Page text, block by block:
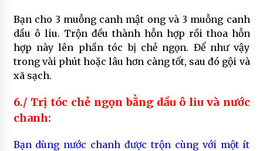
Bạn cho 3 muỗng canh mật ong và 3 muỗng canh
dầu ô liu. Trộn đều thành hỗn hợp rồi thoa hỗn
hợp này lên phần tóc bị chẻ ngọn. Để như vậy
trong vài phút hoặc lâu hơn càng tốt, sau đó gội và
xã sạch.
6./ Trị tóc chẻ ngọn bằng dầu ô liu và nước
chanh:
Bạn dùng nước chanh được trộn cùng với một ít